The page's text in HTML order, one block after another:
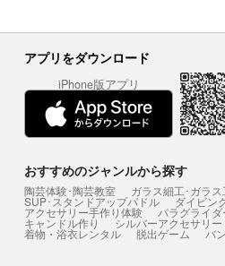
アプリをダウンロード
iPhone版アプリ
おすすめのジャンルから探す
陶芸体験･陶芸教室 ガラス細工･ガラ
SUP･スタンドアップパドル ダイビン
アクセサリー手作り体験 パラグライダ
キャンドル作り シルバーアクセサリ
着物・浴衣レンタル 脱出ゲーム バ